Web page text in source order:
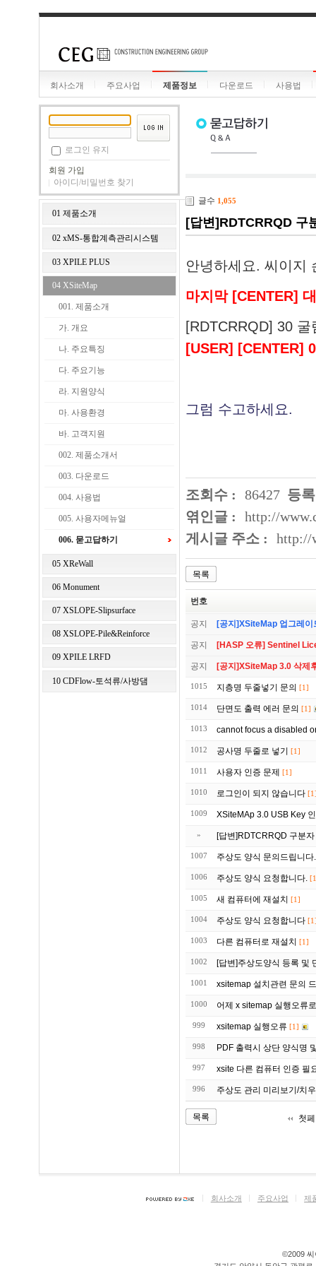
회사소개 주요사업 제품정보 다운로드 사용법
로그인 유지
회원 가입
아이디/비밀번호 찾기
01 제품소개
02 xMS-통합계측관리시스템
03 XPILE PLUS
04 XSiteMap
001. 제품소개
가. 개요
나. 주요특징
다. 주요기능
라. 지원양식
마. 사용환경
바. 고객지원
002. 제품소개서
003. 다운로드
004. 사용법
005. 사용자메뉴얼
006. 묻고답하기
05 XReWall
06 Monument
07 XSLOPE-Slipsurface
08 XSLOPE-Pile&Reinforce
09 XPILE LRFD
10 CDFlow-토석류/사방댐
글수 1,055
[답변]RDTCRRQD 구
안녕하세요. 씨이지
마지막 [CENTER]
[RDTCRRQD] 30
[USER] [CENTER]
그럼 수고하세요.
조회수 : 86427 등
엮인글 :
http://
게시글 주소 :
http://
목록
번호
공지 [공지]XSiteMap 업그레이
공지 [HASP 오류] Sentinel
공지 [공지]XSiteMap 3.0 삭제
1015 지층명 두줄넣기 문의 [1]
1014 단면도 출력 에러 문의 [1]
1013 cannot focus a disabled
1012 공사명 두줄로 넣기 [1]
1011 사용자 인증 문제 [1]
1010 로그인이 되지 않습니다
1009 XSiteMAp 3.0 USB Key
» [답변]RDTCRRQD 구분
1007 주상도 양식 문의드립니다.
1006 주상도 양식 요청합니다.
1005 새 컴퓨터에 재설치 [1]
1004 주상도 양식 요청합니다
1003 다른 컴퓨터로 재설치 [1]
1002 [답변]주상도양식 등록 및
1001 xsitemap 설치관련 문의
1000 어제 x sitemap 실행오류
999 xsitemap 실행오류 [1]
998
997 xsite 다른 컴퓨터 인증 필
996 주상도 관리 미리보기/치
목록 첫
회사소개 주요사업 제
©2009 씨